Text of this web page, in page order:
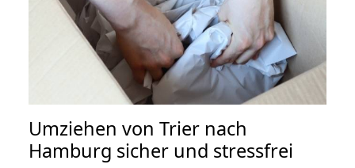
Umziehen von Trier nach
Hamburg sicher und stressfrei